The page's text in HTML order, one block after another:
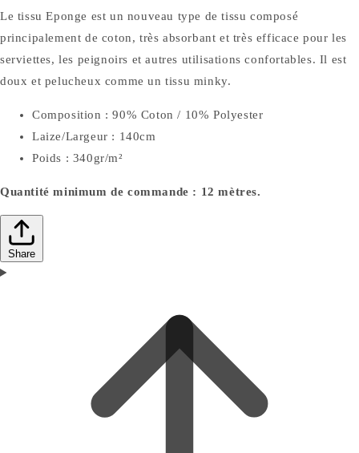
Le tissu Eponge est un nouveau type de tissu composé
principalement de coton, très absorbant et très efficace pour les
serviettes, les peignoirs et autres utilisations confortables. Il est
doux et pelucheux comme un tissu minky.
Composition : 90% Coton / 10% Polyester
Laize/Largeur : 140cm
Poids : 340gr/m²
Quantité minimum de commande : 12 mètres.
Share